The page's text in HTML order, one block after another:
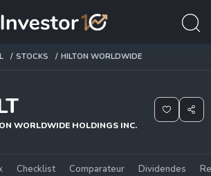
STOCKS HILTON WORLDWIDE
WORLDWIDE HOLDINGS INC.
Checklist Comparateur Dividendes